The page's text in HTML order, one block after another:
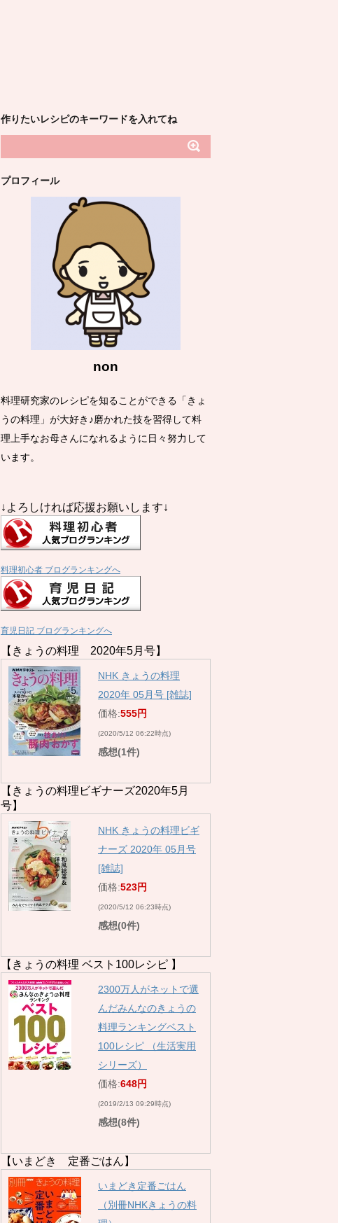
作りたいレシピのキーワードを入れてね
プロフィール
non
料理研究家のレシピを知ることができる「きょ
うの料理」が大好き♪磨かれた技を習得して料
理上手なお母さんになれるように日々努力して
います。
↓よろしければ応援お願いします↓
料理初心者 ブログランキングへ
育児日記 ブログランキングへ
【きょうの料理 2020年5月号】
NHK きょうの料理
2020年 05月号 [雑誌]
価格:555円
(2020/5/12 06:22時点)
感想(1件)
【きょうの料理ビギナーズ2020年5月
号】
NHK きょうの料理ビギ
ナーズ 2020年 05月号
[雑誌]
価格:523円
(2020/5/12 06:23時点)
感想(0件)
【きょうの料理 ベスト100レシピ 】
2300万人がネットで選
んだみんなのきょうの
料理ランキングベスト
100レシピ （生活実用
シリーズ）
価格:648円
(2019/2/13 09:29時点)
感想(8件)
【いまどき 定番ごはん】
いまどき定番ごはん
（別冊NHKきょうの料